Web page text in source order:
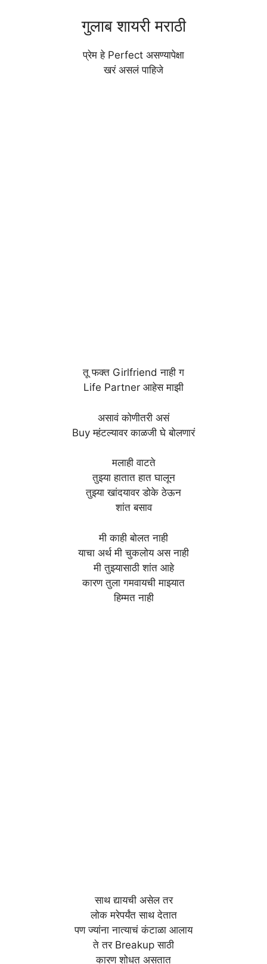
गुलाब शायरी मराठी
प्रेम हे Perfect असण्यापेक्षा
खरं असलं पाहिजे
तू फक्त Girlfriend नाही ग
Life Partner आहेस माझी
असावं कोणीतरी असं
Buy म्हंटल्यावर काळजी घे बोलणारं
मलाही वाटते
तुझ्या हातात हात घालून
तुझ्या खांदयावर डोके ठेऊन
शांत बसाव
मी काही बोलत नाही
याचा अर्थ मी चुकलोय अस नाही
मी तुझ्यासाठी शांत आहे
कारण तुला गमवायची माझ्यात
हिम्मत नाही
साथ द्यायची असेल तर
लोक मरेपर्यंत साथ देतात
पण ज्यांना नात्याचं कंटाळा आलाय
ते तर Breakup साठी
कारण शोधत असतात